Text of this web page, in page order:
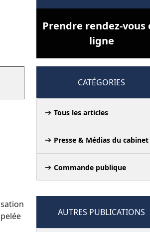
Prendre rendez-vous
ligne
CATÉGORIES
Tous les articles
Presse & Médias du cabinet
Commande publique
AUTRES PUBLICATIONS